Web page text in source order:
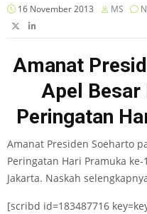
16 November 2013 MS
Amanat
Apel Besar
Peringatan
Amanat Presiden Soeharto
Peringatan Hari Pramuka
Jakarta. Naskah
[scribd id=183487716